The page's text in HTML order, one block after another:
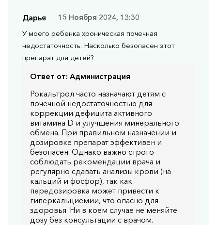
Дарья
15 Ноября 2024, 13:30
У моего ребенка хроническая почечная
недостаточность. Насколько безопасен этот
препарат для детей?
Ответ от: Администрация
Рокальтрол часто назначают детям с
почечной недостаточностью для
коррекции дефицита активного
витамина D и улучшения минерального
обмена. При правильном назначении и
дозировке препарат эффективен и
безопасен. Однако важно строго
соблюдать рекомендации врача и
регулярно сдавать анализы крови (на
кальций и фосфор), так как
передозировка может привести к
гиперкальциемии, что опасно для
здоровья. Ни в коем случае не меняйте
дозу без консультации с врачом.